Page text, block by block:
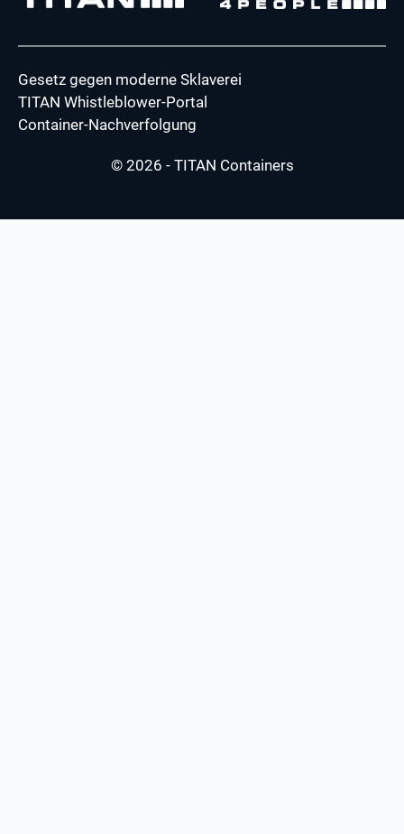
Gesetz gegen moderne Sklaverei
TITAN Whistleblower-Portal
Container-Nachverfolgung
© 2026 - TITAN Containers